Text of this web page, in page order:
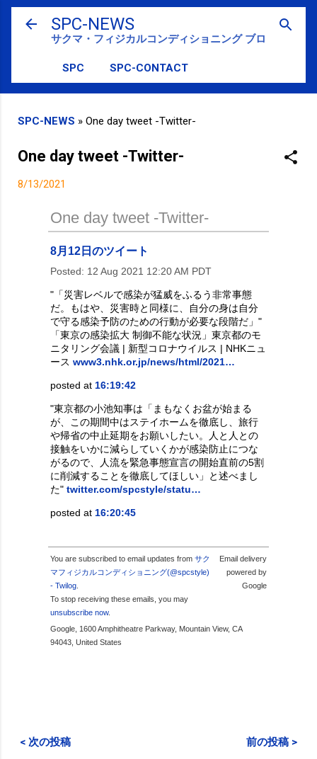
スキップしてメイン コンテンツに移動
SPC-NEWS
サクマ・フィジカルコンディショニング ブログ
SPC SPC-CONTACT
SPC-NEWS » One day tweet -Twitter-
One day tweet -Twitter-
8/13/2021
One day tweet -Twitter-
8月12日のツイート
Posted: 12 Aug 2021 12:20 AM PDT
"「災害レベルで感染が猛威をふるう非常事態
だ。もはや、災害時と同様に、自分の身は自分
で守る感染予防のための行動が必要な段階だ」"
「東京の感染拡大 制御不能な状況」東京都のモ
ニタリング会議 | 新型コロナウイルス | NHKニュ
ース www3.nhk.or.jp/news/html/2021…
posted at 16:19:42
"東京都の小池知事は「まもなくお盆が始まる
が、この期間中はステイホームを徹底し、旅行
や帰省の中止延期をお願いしたい。人と人との
接触をいかに減らしていくかが感染防止につな
がるので、人流を緊急事態宣言の開始直前の5割
に削減することを徹底してほしい」と述べまし
た" twitter.com/spcstyle/statu…
posted at 16:20:45
You are subscribed to email updates from サク
マフィジカルコンディショニング(@spcstyle)
- Twilog
To stop receiving these emails, you may
unsubscribe now.
Email delivery
powered by
Google
Google, 1600 Amphitheatre Parkway, Mountain View, CA
94043, United States
< 次の投稿 前の投稿 >